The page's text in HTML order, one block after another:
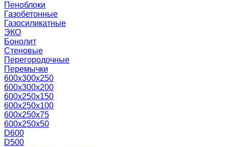
Пеноблоки
Газобетонные
Газосиликатные
ЭКО
Бонолит
Стеновые
Перегородочные
Перемычки
600х300х250
600х300х200
600х250х150
600х250х100
600х250х75
600х250х50
D600
D500